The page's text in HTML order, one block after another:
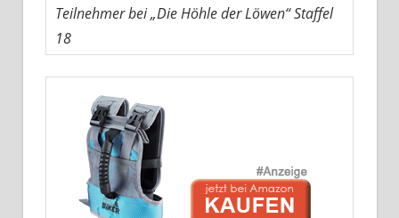
Teilnehmer bei „Die Höhle der Löwen“ Staffel
18